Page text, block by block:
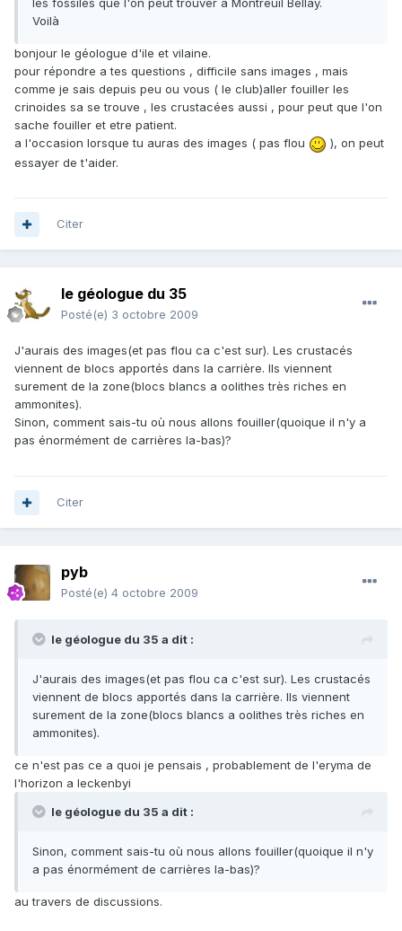
les fossiles que l'on peut trouver à Montreuil Bellay.
Voilà
bonjour le géologue d'ile et vilaine.
pour répondre a tes questions , difficile sans images , mais
comme je sais depuis peu ou vous ( le club)aller fouiller les
crinoides sa se trouve , les crustacées aussi , pour peut que l'on
sache fouiller et etre patient.
a l'occasion lorsque tu auras des images ( pas flou
), on peut
essayer de t'aider.
Citer
le géologue du 35
Posté(e) 3 octobre 2009
J'aurais des images(et pas flou ca c'est sur). Les crustacés
viennent de blocs apportés dans la carrière. Ils viennent
surement de la zone(blocs blancs a oolithes très riches en
ammonites).
Sinon, comment sais-tu où nous allons fouiller(quoique il n'y a
pas énormément de carrières la-bas)?
Citer
pyb
Posté(e) 4 octobre 2009
le géologue du 35 a dit :
J'aurais des images(et pas flou ca c'est sur). Les crustacés
viennent de blocs apportés dans la carrière. Ils viennent
surement de la zone(blocs blancs a oolithes très riches en
ammonites).
ce n'est pas ce a quoi je pensais , probablement de l'eryma de
l'horizon a leckenbyi
le géologue du 35 a dit :
Sinon, comment sais-tu où nous allons fouiller(quoique il n'y
a pas énormément de carrières la-bas)?
au travers de discussions.